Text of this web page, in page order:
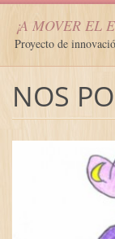
¡A MOVER EL
Proyecto de
NOS